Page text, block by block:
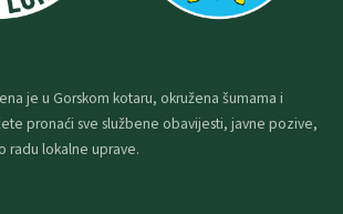
je u Gorskom kotaru, okružena šumama i
pronaći sve službene obavijesti, javne pozive,
radu lokalne uprave.